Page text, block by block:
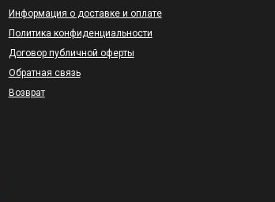
Информация о доставке и оплате
Политика конфиденциальности
Договор публичной оферты
Обратная связь
Возврат